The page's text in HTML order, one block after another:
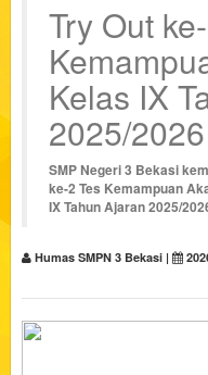
Try Out
Kelas IX
2025/2026
SMP Negeri 3 Bekasi
ke-2 Tes Kemampuan
IX Tahun Ajaran 2025/
Humas SMPN 3 Bekasi |